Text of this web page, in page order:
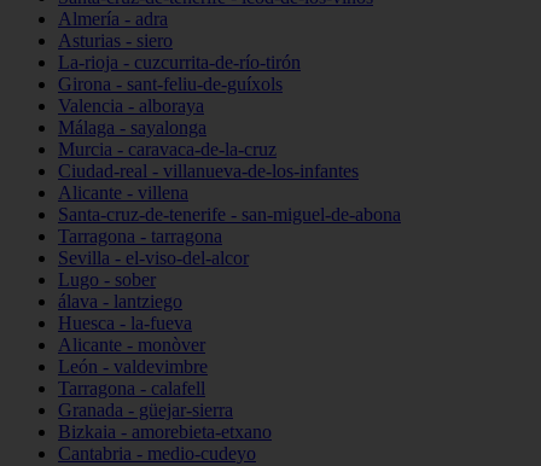
Almería - adra
Asturias - siero
La-rioja - cuzcurrita-de-río-tirón
Girona - sant-feliu-de-guíxols
Valencia - alboraya
Málaga - sayalonga
Murcia - caravaca-de-la-cruz
Ciudad-real - villanueva-de-los-infantes
Alicante - villena
Santa-cruz-de-tenerife - san-miguel-de-abona
Tarragona - tarragona
Sevilla - el-viso-del-alcor
Lugo - sober
álava - lantziego
Huesca - la-fueva
Alicante - monòver
León - valdevimbre
Tarragona - calafell
Granada - güejar-sierra
Bizkaia - amorebieta-etxano
Cantabria - medio-cudeyo